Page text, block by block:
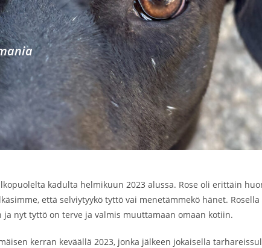
kadulta helmikuun 2023 alussa. Rose oli erittäin
että selviytyykö tyttö vai menetämmekö hänet.
nyt tyttö on terve ja valmis muuttamaan omaan kotiin.
kerran keväällä 2023, jonka jälkeen jokaisella